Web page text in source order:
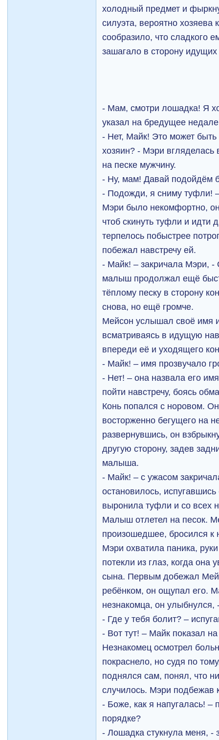
холодный предмет и
силуэта, вероятно
сообразило, что сладкого
зашагало в сторону
- Мам, смотри лошадка! Я
указал на бредущее
- Нет, Майк! Это может быть
хозяин? - Мэри
на песке мужчину.
- Ну, мам! Давай подойдём
- Подожди, я сниму туфли!
Мэри было некомфортно,
чтоб скинуть туфли и идти
терпелось побыстрее
побежал навстречу ей.
- Майк! – закричала Мэри, -
малыш продолжал ещё
тёплому песку в сторону
снова, но ещё громче.
Мейсон услышал своё имя
всматриваясь в идущую
впереди её и уходящего
- Майк! – имя прозвучало
- Нет! – она назвала его
пойти навстречу, боясь
Конь попался с норовом.
восторженно бегущего на
развернувшись, он
другую сторону, задев
малыша.
- Майк! – с ужасом
остановилось,
выронила туфли и со всех
Малыш отлетел на песок.
произошедшее, бросился
Мэри охватила паника,
потекли из глаз, когда
сына. Первым добежал
ребёнком, он ощупал его.
незнакомца, он
- Где у тебя болит? –
- Вот тут! – Майк показал
Незнакомец осмотрел
покраснело, но судя по
поднялся сам, понял, что
случилось. Мэри подбежав
- Боже, как я напугалась! –
порядке?
- Лошадка стукнула меня,